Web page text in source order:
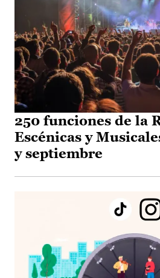
250 funciones de la
Escénicas y
y septiembre